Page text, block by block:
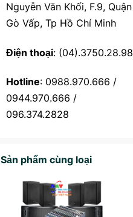
Nguyễn Văn Khối, F.9, Quận
Gò Vấp, Tp Hồ Chí Minh
Điện thoại: (04).3750.28.98
Hotline: 0988.970.666 /
0944.970.666 /
096.374.2828
Sản phẩm cùng loại